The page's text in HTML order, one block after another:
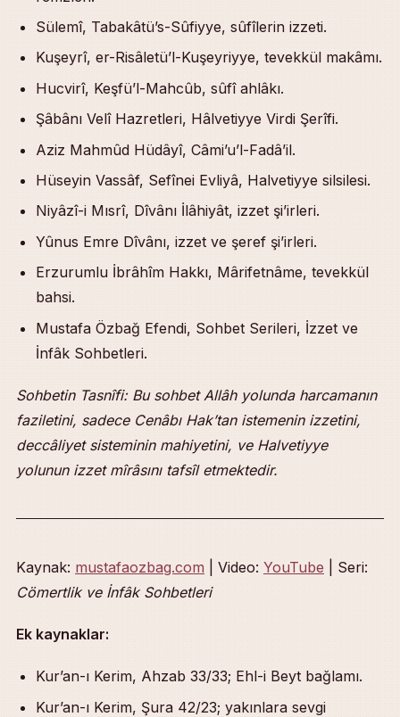
Sülemî, Tabakâtü’s-Sûfiyye, sûfîlerin izzeti.
Kuşeyrî, er-Risâletü’l-Kuşeyriyye, tevekkül makâmı.
Hucvirî, Keşfü’l-Mahcûb, sûfî ahlâkı.
Şâbânı Velî Hazretleri, Hâlvetiyye Virdi Şerîfi.
Aziz Mahmûd Hüdâyî, Câmi’u’l-Fadâ’il.
Hüseyin Vassâf, Sefînei Evliyâ, Halvetiyye silsilesi.
Niyâzî-i Mısrî, Dîvânı İlâhiyât, izzet şi’irleri.
Yûnus Emre Dîvânı, izzet ve şeref şi’irleri.
Erzurumlu İbrâhîm Hakkı, Mârifetnâme, tevekkül
bahsi.
Mustafa Özbağ Efendi, Sohbet Serileri, İzzet ve
İnfâk Sohbetleri.
Sohbetin Tasnîfi: Bu sohbet Allâh yolunda harcamanın
faziletini, sadece Cenâbı Hak’tan istemenin izzetini,
deccâliyet sisteminin mahiyetini, ve Halvetiyye
yolunun izzet mîrâsını tafsîl etmektedir.
Kaynak: mustafaozbag.com | Video: YouTube | Seri:
Cömertlik ve İnfâk Sohbetleri
Ek kaynaklar:
Kur’an-ı Kerim, Ahzab 33/33; Ehl-i Beyt bağlamı.
Kur’an-ı Kerim, Şura 42/23; yakınlara sevgi